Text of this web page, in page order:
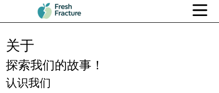
关于
探索我们的故事！
认识我们